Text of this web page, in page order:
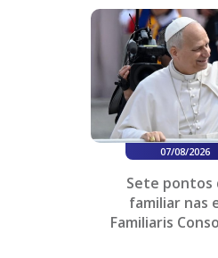
07/08/2026
Sete pontos
familiar nas
Familiaris